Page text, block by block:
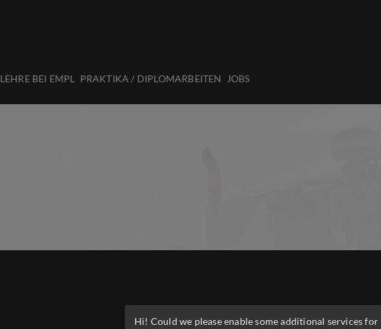
LEHRE BEI EMPL PRAKTIKA / DIPLOMARBEITEN JOBS
Hi! Could we please enable some additional services for